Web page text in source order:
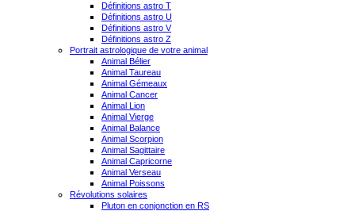
Définitions astro T
Définitions astro U
Définitions astro V
Définitions astro Z
Portrait astrologique de votre animal
Animal Bélier
Animal Taureau
Animal Gémeaux
Animal Cancer
Animal Lion
Animal Vierge
Animal Balance
Animal Scorpion
Animal Sagittaire
Animal Capricorne
Animal Verseau
Animal Poissons
Révolutions solaires
Pluton en conjonction en RS